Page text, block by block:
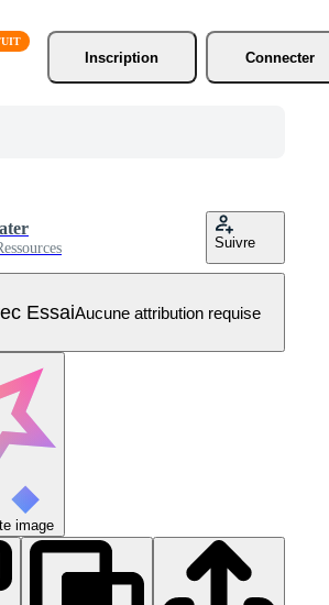
Inscription
Connecter
Suivre
EssaiAucune attribution requise
image